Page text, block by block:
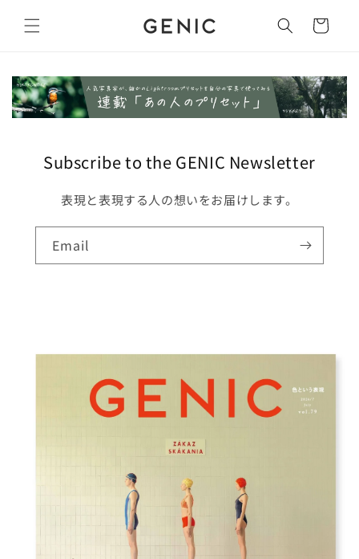
content
Cart
Subscribe to the GENIC Newsletter
表現と表現する人の想いをお届けします。
Email